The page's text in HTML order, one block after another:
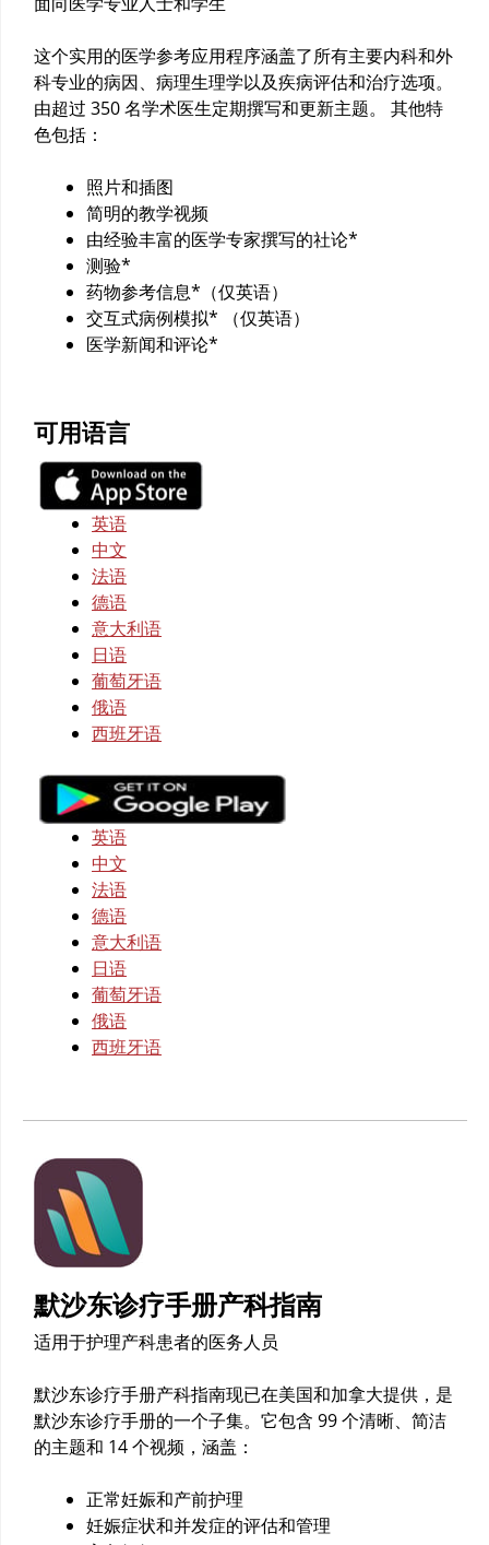
这个实用的医学参考应用程序涵盖了所有主要内科和外
科专业的病因、病理生理学以及疾病评估和治疗选项。
由超过 350 名学术医生定期撰写和更新主题。 其他特
色包括：
照片和插图
简明的教学视频
由经验丰富的医学专家撰写的社论*
测验*
药物参考信息*（仅英语）
交互式病例模拟* （仅英语）
医学新闻和评论*
可用语言
英语
中文
法语
德语
意大利语
日语
葡萄牙语
俄语
西班牙语
英语
中文
法语
德语
意大利语
日语
葡萄牙语
俄语
西班牙语
默沙东诊疗手册产科指南
适用于护理产科患者的医务人员
默沙东诊疗手册产科指南现已在美国和加拿大提供，是
默沙东诊疗手册的一个子集。它包含 99 个清晰、简洁
的主题和 14 个视频，涵盖：
正常妊娠和产前护理
妊娠症状和并发症的评估和管理